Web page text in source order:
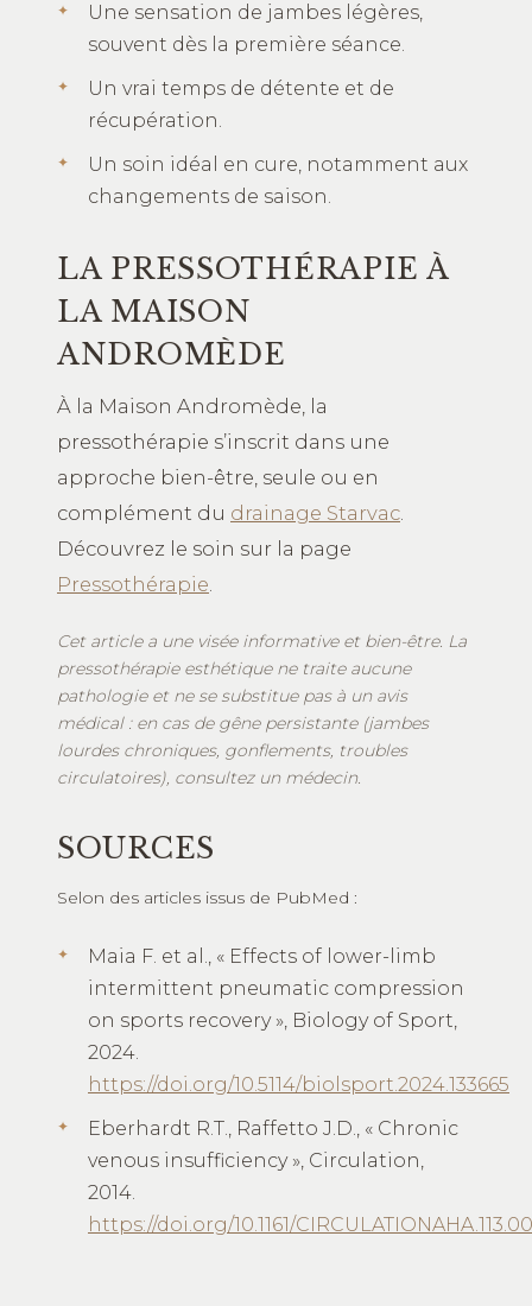
Une sensation de jambes légères,
souvent dès la première séance.
Un vrai temps de détente et de
récupération.
Un soin idéal en cure, notamment aux
changements de saison.
LA PRESSOTHÉRAPIE À
LA MAISON
ANDROMÈDE
À la Maison Andromède, la
pressothérapie s’inscrit dans une
approche bien-être, seule ou en
complément du drainage Starvac.
Découvrez le soin sur la page
Pressothérapie.
Cet article a une visée informative et bien-être. La
pressothérapie esthétique ne traite aucune
pathologie et ne se substitue pas à un avis
médical : en cas de gêne persistante (jambes
lourdes chroniques, gonflements, troubles
circulatoires), consultez un médecin.
SOURCES
Selon des articles issus de PubMed :
Maia F. et al., « Effects of lower-limb
intermittent pneumatic compression
on sports recovery », Biology of Sport,
2024.
https://doi.org/10.5114/biolsport.2024.133665
Eberhardt R.T., Raffetto J.D., « Chronic
venous insufficiency », Circulation,
2014.
https://doi.org/10.1161/